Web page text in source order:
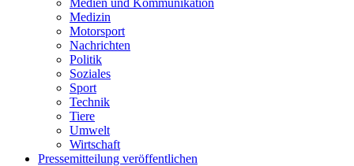
Medizin
Motorsport
Nachrichten
Politik
Soziales
Sport
Technik
Tiere
Umwelt
Wirtschaft
Pressemitteilung veröffentlichen